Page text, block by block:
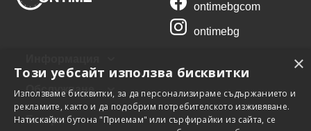
ontimebgcom
ontimebg
Обслужване
Екстри
×
Този уебсайт използва бисквитки
Използваме бисквитки, за да персонализираме съдържанието и
рекламите, както и да подобрим потребителското изживяване.
Натискайки бутона "Приемам" или сърфирайки из сайта, се